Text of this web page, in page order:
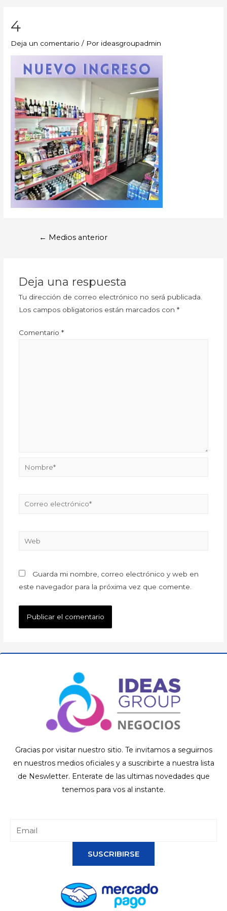
4
Deja un comentario / Por ideasgroupadmin
← Medios anterior
Deja una respuesta
Tu dirección de correo electrónico no será publicada.
Los campos obligatorios están marcados con *
Comentario *
Guarda mi nombre, correo electrónico y web en
este navegador para la próxima vez que comente.
Gracias por visitar nuestro sitio. Te invitamos a seguirnos
en nuestros medios oficiales y a suscribirte a nuestra lista
de Neswletter. Enterate de las ultimas novedades que
tenemos para vos al instante.
SUSCRIBIRSE